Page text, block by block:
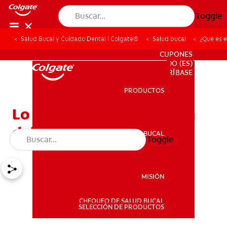
Toggle
SALUD BUCAL
PARA PROFESIONALES
CUPONES
DO (ES)
SUSCRÍBASE
PRODUCTOS
SALUD BUCAL
MISIÓN
CHEQUEO DE SALUD BUCAL
SELECCIÓN DE PRODUCTOS
Toggle
Salud Bucal y Cuidado Dental | Colgate® Salud bucal ¿Qué es
Lo que debe saber acerca
del cuidado oral vegano